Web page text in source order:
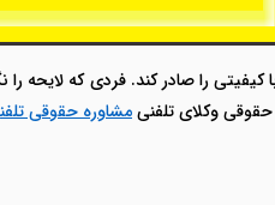
را صادر کند. فردی که لایحه
وکلای تلفنیمشاوره حقوقی